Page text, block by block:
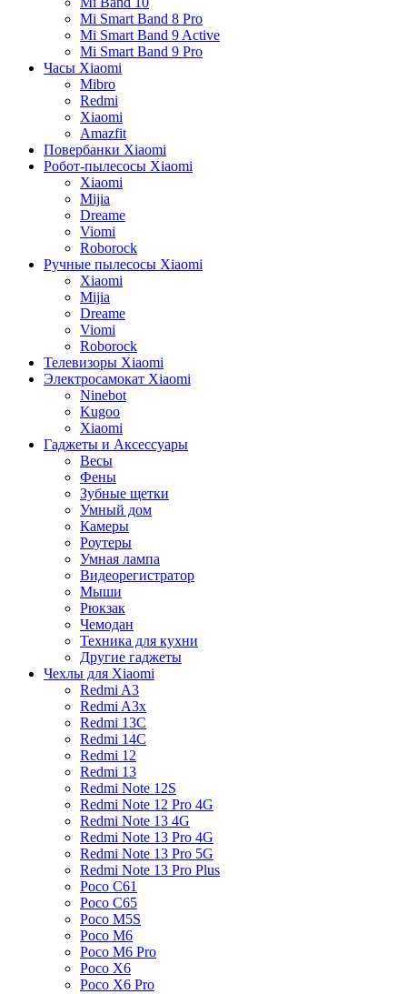
Mi Smart Band 8 Pro
Mi Smart Band 9 Active
Mi Smart Band 9 Pro
Часы Xiaomi
Mibro
Redmi
Xiaomi
Amazfit
Повербанки Xiaomi
Робот-пылесосы Xiaomi
Xiaomi
Mijia
Dreame
Viomi
Roborock
Ручные пылесосы Xiaomi
Xiaomi
Mijia
Dreame
Viomi
Roborock
Телевизоры Xiaomi
Электросамокат Xiaomi
Ninebot
Kugoo
Xiaomi
Гаджеты и Аксессуары
Весы
Фены
Зубные щетки
Умный дом
Камеры
Роутеры
Умная лампа
Видеорегистратор
Мыши
Рюкзак
Чемодан
Техника для кухни
Другие гаджеты
Чехлы для Xiaomi
Redmi A3
Redmi A3x
Redmi 13C
Redmi 14C
Redmi 12
Redmi 13
Redmi Note 12S
Redmi Note 12 Pro 4G
Redmi Note 13 4G
Redmi Note 13 Pro 4G
Redmi Note 13 Pro 5G
Redmi Note 13 Pro Plus
Poco C61
Poco C65
Poco M5S
Poco M6
Poco M6 Pro
Poco X6
Poco X6 Pro